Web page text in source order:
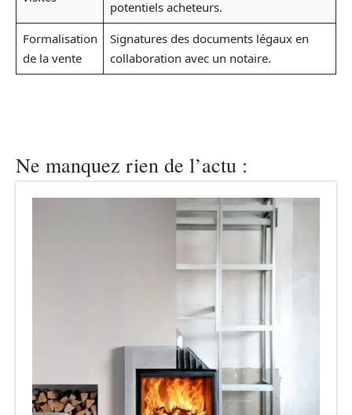
potentiels acheteurs.
Formalisation
de la vente
Signatures des documents légaux en
collaboration avec un notaire.
Ne manquez rien de l’actu :